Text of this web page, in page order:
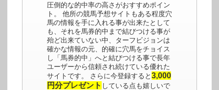
圧倒的な的中率の高さがおすすめポイン
ト。 他所の競馬予想サイトもある程度穴
馬の情報を手に入れる事が出来たとして
も、それを馬券的中まで結びつける事が
殆ど出来ていない中、ターフビジョンは
確かな情報の元、的確に穴馬をチョイス
し「馬券的中」へと結びつける事で長年
ユーザーから信頼され続けている優れた
サイトです。 さらに今登録すると3,000
円分プレゼント している点も嬉しいで